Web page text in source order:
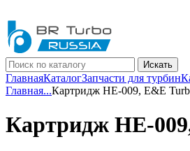
Искать
ГлавнаяКаталогЗапчасти для турбин
Главная...Картридж HE-009, E&E
Картридж HE-